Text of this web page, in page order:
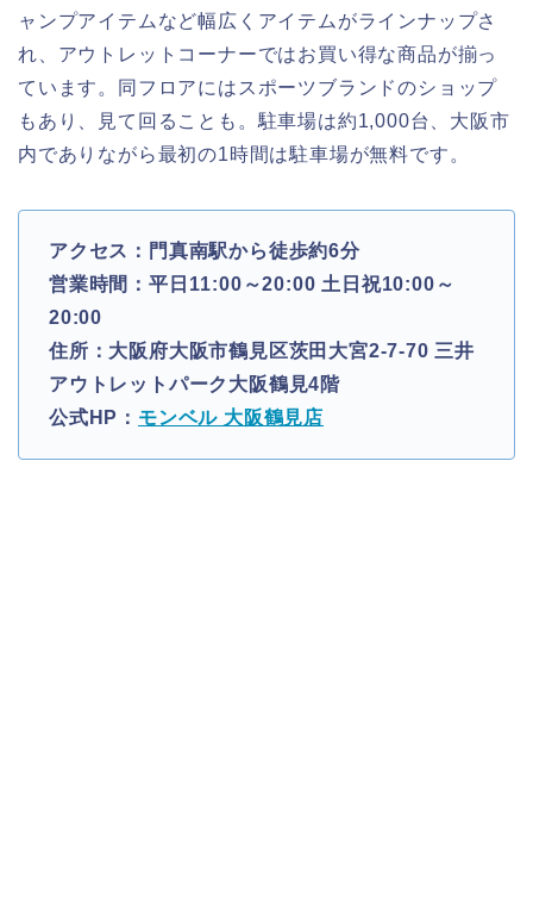
ャンプアイテムなど幅広くアイテムがラインナップさ
れ、アウトレットコーナーではお買い得な商品が揃っ
ています。同フロアにはスポーツブランドのショップ
もあり、見て回ることも。駐車場は約1,000台、大阪市
内でありながら最初の1時間は駐車場が無料です。
アクセス：門真南駅から徒歩約6分
営業時間：平日11:00～20:00 土日祝10:00～
20:00
住所：大阪府大阪市鶴見区茨田大宮2-7-70 三井
アウトレットパーク大阪鶴見4階
公式HP： モンベル 大阪鶴見店